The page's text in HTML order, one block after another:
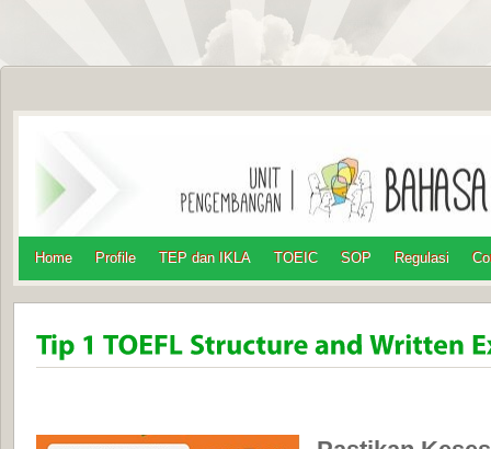
Home Profile TEP dan IKLA TOEIC SOP Regulasi